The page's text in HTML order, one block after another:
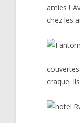
amies !
chez les
craque.